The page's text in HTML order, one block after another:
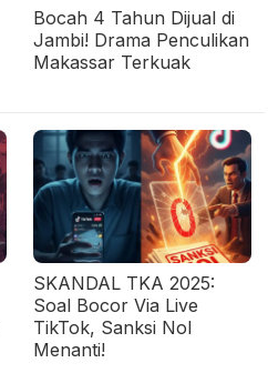
Bocah 4 Tahun Dijual di
Jambi! Drama Penculikan
Makassar Terkuak
SKANDAL TKA 2025:
Soal Bocor Via Live
TikTok, Sanksi Nol
Menanti!